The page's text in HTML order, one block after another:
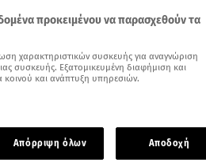
προκειμένου να παρασχεθούν τα
χαρακτηριστικών συσκευής για αναγνώριση
συσκευής. Εξατομικευμένη διαφήμιση και
κοινού και ανάπτυξη υπηρεσιών.
Απόρριψη όλων Αποδοχή